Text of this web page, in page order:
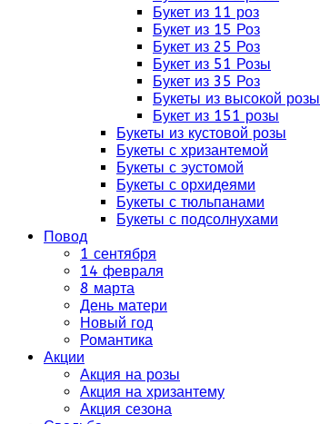
Букет из 11 роз
Букет из 15 Роз
Букет из 25 Роз
Букет из 51 Розы
Букет из 35 Роз
Букеты из высокой розы
Букет из 151 розы
Букеты из кустовой розы
Букеты с хризантемой
Букеты с эустомой
Букеты с орхидеями
Букеты с тюльпанами
Букеты с подсолнухами
Повод
1 сентября
14 февраля
8 марта
День матери
Новый год
Романтика
Акции
Акция на розы
Акция на хризантему
Акция сезона